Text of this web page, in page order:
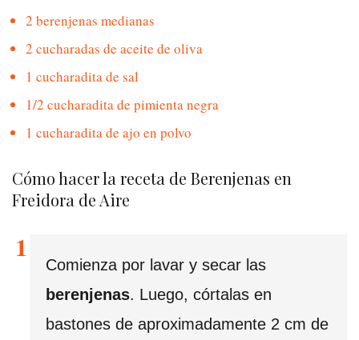
2 berenjenas medianas
2 cucharadas de aceite de oliva
1 cucharadita de sal
1/2 cucharadita de pimienta negra
1 cucharadita de ajo en polvo
Cómo hacer la receta de Berenjenas en
Freidora de Aire
Comienza por lavar y secar las
berenjenas. Luego, córtalas en
bastones de aproximadamente 2 cm de